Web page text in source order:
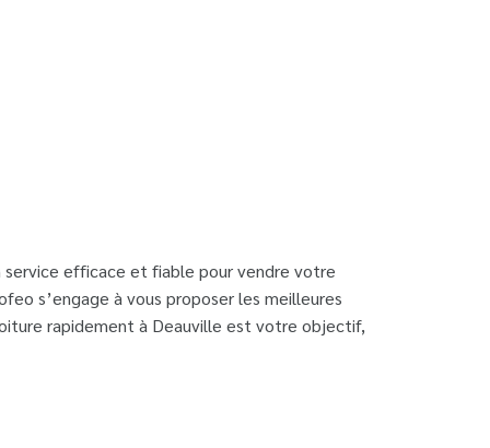
efficace et fiable pour vendre votre
s’engage à vous proposer les meilleures
rapidement à Deauville est votre objectif,